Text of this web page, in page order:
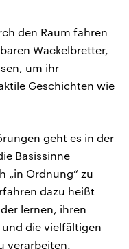
den Raum fahren
Wackelbretter,
um ihr
Geschichten wie
geht es in der
Basissinne
„in Ordnung“ zu
dazu heißt
lernen, ihren
die vielfältigen
verarbeiten.